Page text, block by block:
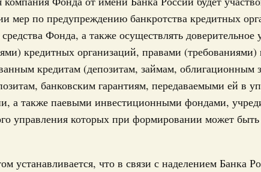
мер по предупреждению банкротства кредитных
средства Фонда, а также осуществлять доверительное
кредитных организаций, правами (требованиями)
кредитам (депозитам, займам,
банковским гарантиям, передаваемыми ей в
а также паевыми инвестиционными фондами,
управления которых при формировании может
устанавливается, что в связи с наделением Банка
2019, вторник
и прокуратуры
на законопроект о наделении полиции
правом объявлять гражданам обязательное для
определённых действий либо недопустимости
Email